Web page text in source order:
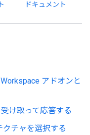
ドキュメント
アドオンと
け取って応答する
クチャを選択する